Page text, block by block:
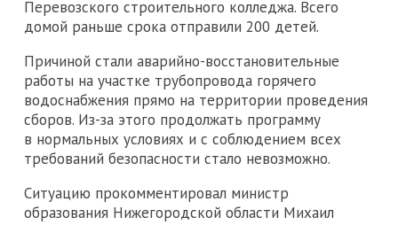
Перевозского строительного колледжа. Всего
домой раньше срока отправили 200 детей.
Причиной стали аварийно-восстановительные
работы на участке трубопровода горячего
водоснабжения прямо на территории проведения
сборов. Из-за этого продолжать программу
в нормальных условиях и с соблюдением всех
требований безопасности стало невозможно.
Ситуацию прокомментировал министр
образования Нижегородской области Михаил